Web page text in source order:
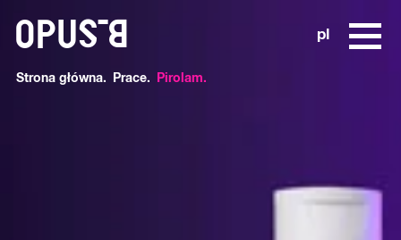
o pl
Strona główna Prace Pirolam